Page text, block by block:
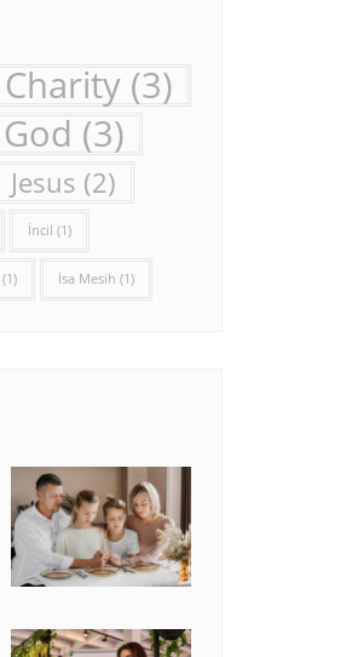
Charity (3)
God (3)
Jesus (2)
İncil (1)
(1) İsa Mesih (1)